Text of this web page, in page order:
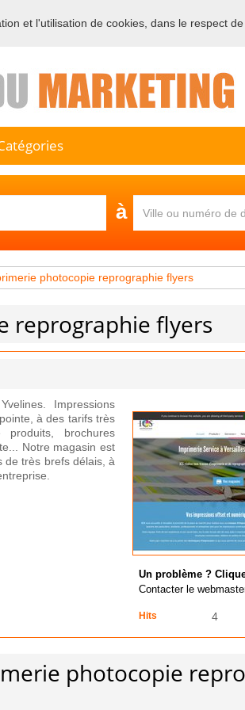
professionnel du marketing et de la
à
photocopie reprographie flyers
reprographie flyers
Impressions
à des tarifs très
produits, brochures
Notre magasin est
de très brefs délais, à
Un problème ?
Contacter le
Hits 4
photocopie
et l'utilisation de cookies, dans le respect